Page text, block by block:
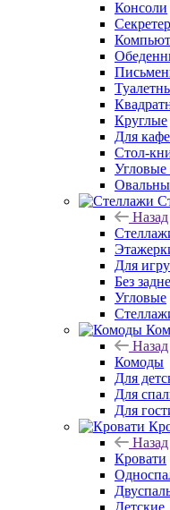
Консоли
Секретер
Круглые
Для
Стол-
Угловые
Назад
Для
Без
Угловые
Назад
Комоды
Для
Для
Для
Назад
Кровати
Детские